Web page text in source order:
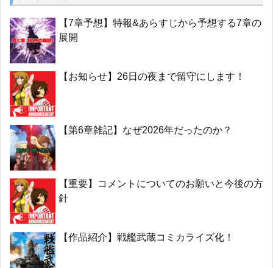
【7章予想】特報&あらすじから予想する7章の
展開
【お知らせ】26日の夜まで留守にします！
【第6章雑記】なぜ2026年だったのか？
【重要】コメントについてのお願いと今後の方
針
【作品紹介】戦艦武蔵コミカライズ化！